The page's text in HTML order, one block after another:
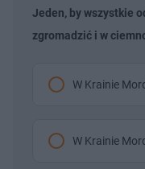
Jeden, by wszystkie
zgromadzić i w
W Krainie
W Krainie